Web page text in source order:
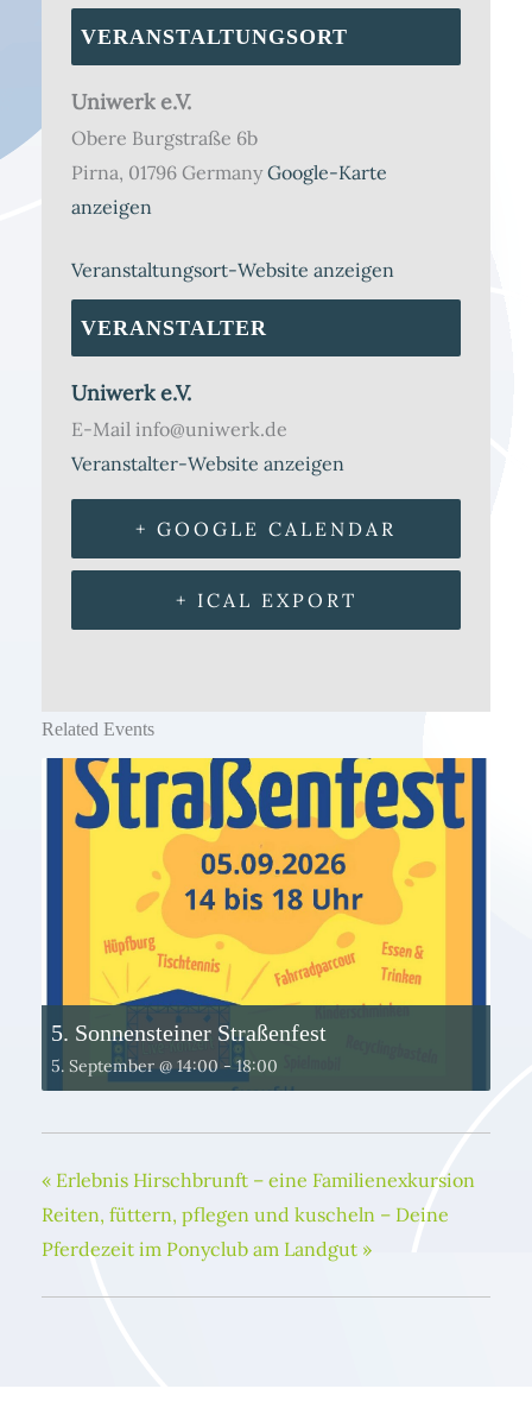
VERANSTALTUNGSORT
Uniwerk e.V.
Obere Burgstraße 6b
Pirna, 01796 Germany Google-Karte
anzeigen
Veranstaltungsort-Website anzeigen
VERANSTALTER
Uniwerk e.V.
E-Mail info@uniwerk.de
Veranstalter-Website anzeigen
+ GOOGLE CALENDAR
+ ICAL EXPORT
Related Events
5. Sonnensteiner Straßenfest
5. September @ 14:00-18:00
« Erlebnis Hirschbrunft – eine Familienexkursion
Reiten, füttern, pflegen und kuscheln – Deine
Pferdezeit im Ponyclub am Landgut »